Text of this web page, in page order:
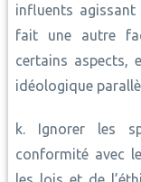
influents agissant
fait une autre
certains aspects,
idéologique
k. Ignorer les
conformité avec